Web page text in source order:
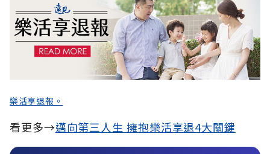
樂活享退報。
看更多→邁向第三人生 擁抱樂活享退4大關鍵